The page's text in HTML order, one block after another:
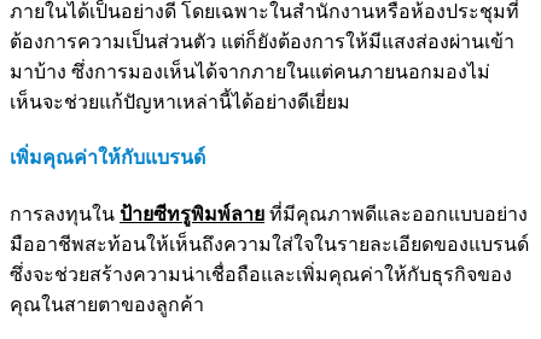
ภายในได้เป็นอย่างดี โดยเฉพาะในสำนักงานหรือห้องประชุมที่
ต้องการความเป็นส่วนตัว แต่ก็ยังต้องการให้มีแสงส่องผ่านเข้า
มาบ้าง ซึ่งการมองเห็นได้จากภายในแต่คนภายนอกมองไม่
เห็นจะช่วยแก้ปัญหาเหล่านี้ได้อย่างดีเยี่ยม
เพิ่มคุณค่าให้กับแบรนด์
การลงทุนใน ป้ายซีทรูพิมพ์ลาย ที่มีคุณภาพดีและออกแบบอย่าง
มืออาชีพสะท้อนให้เห็นถึงความใส่ใจในรายละเอียดของแบรนด์
ซึ่งจะช่วยสร้างความน่าเชื่อถือและเพิ่มคุณค่าให้กับธุรกิจของ
คุณในสายตาของลูกค้า